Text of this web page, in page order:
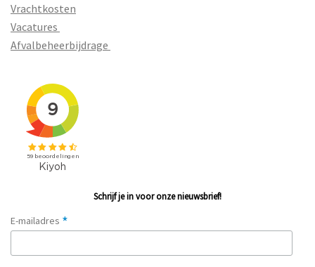
Vrachtkosten
Vacatures
Afvalbeheerbijdrage
Schrijf je in voor onze nieuwsbrief!
E-mailadres *